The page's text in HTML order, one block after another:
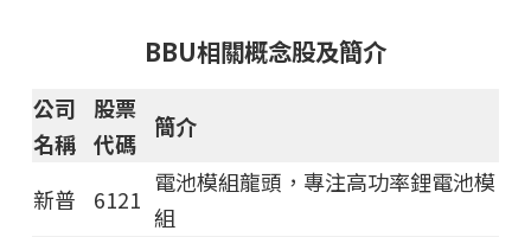
BBU相關概念股及簡介
公司
名稱
股票
代碼
簡介
新普 6121
電池模組龍頭，專注高功率鋰電池模
組